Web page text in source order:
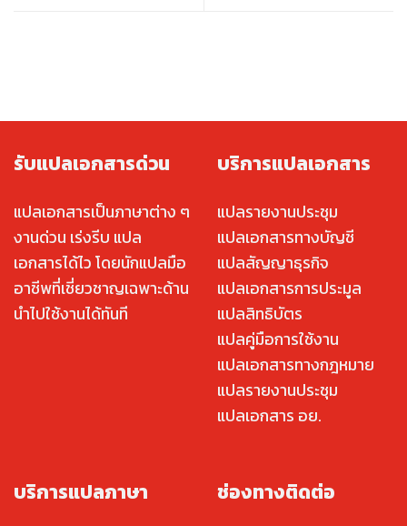
รับแปลเอกสารด่วน
แปลเอกสารเป็นภาษาต่าง ๆ
งานด่วน เร่งรีบ แปล
เอกสารได้ไว โดยนักแปลมือ
อาชีพที่เชี่ยวชาญเฉพาะด้าน
นำไปใช้งานได้ทันที
บริการแปลเอกสาร
แปลรายงานประชุม
แปลเอกสารทางบัญชี
แปลสัญญาธุรกิจ
แปลเอกสารการประมูล
แปลสิทธิบัตร
แปลคู่มือการใช้งาน
แปลเอกสารทางกฎหมาย
แปลรายงานประชุม
แปลเอกสาร อย.
บริการแปลภาษา ช่องทางติดต่อ